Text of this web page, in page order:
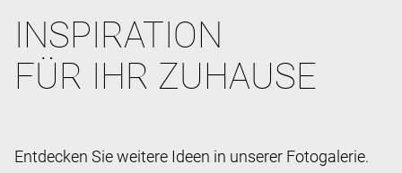
INSPIRATION
FÜR IHR ZUHAUSE
Entdecken Sie weitere Ideen in unserer Fotogalerie.